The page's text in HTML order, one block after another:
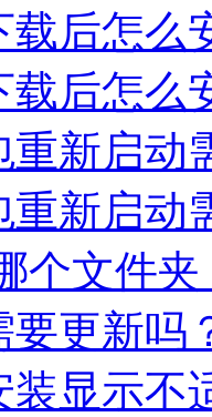
载后怎么
载后怎么
重新启动
重新启动
个文件
要更新吗
装显示不